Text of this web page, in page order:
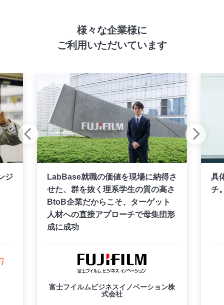
様々な企業様に
ご利用いただいています
ジ
LabBase就職の価値を現場に納得さ
せた、群を抜く理系学生の質の高さ
BtoB企業だからこそ、ターゲット
人材への直接アプローチで母集団形
成に成功
富士フイルムビジネスイノベーション株
式会社
具
チ